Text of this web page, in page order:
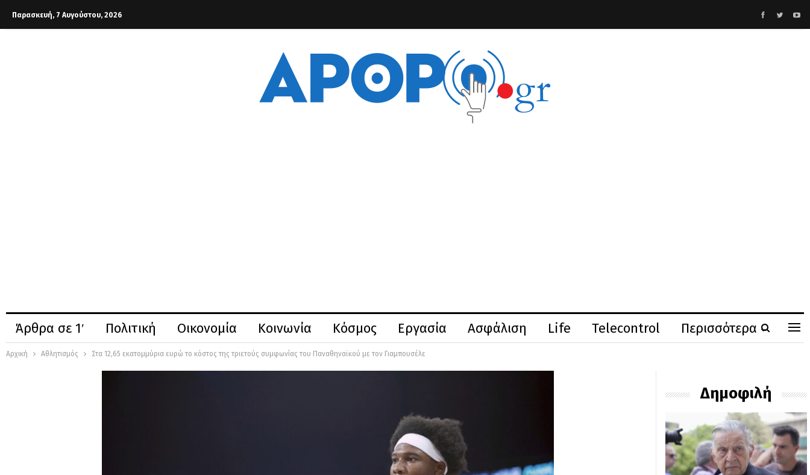
Παρασκευή, 7 Αυγούστου, 2026
Άρθρα σε 1′ Πολιτική Οικονομία Κοινωνία Κόσμος Εργασία Ασφάλιση Life Telecontrol Περισσότερα
Αρχική Αθλητισμός Στα 12,65 εκατομμύρια ευρώ το κόστος της τριετούς συμφωνίας του Παναθηναϊκού με τον Γιαμπουσέλε
Δημοφιλή